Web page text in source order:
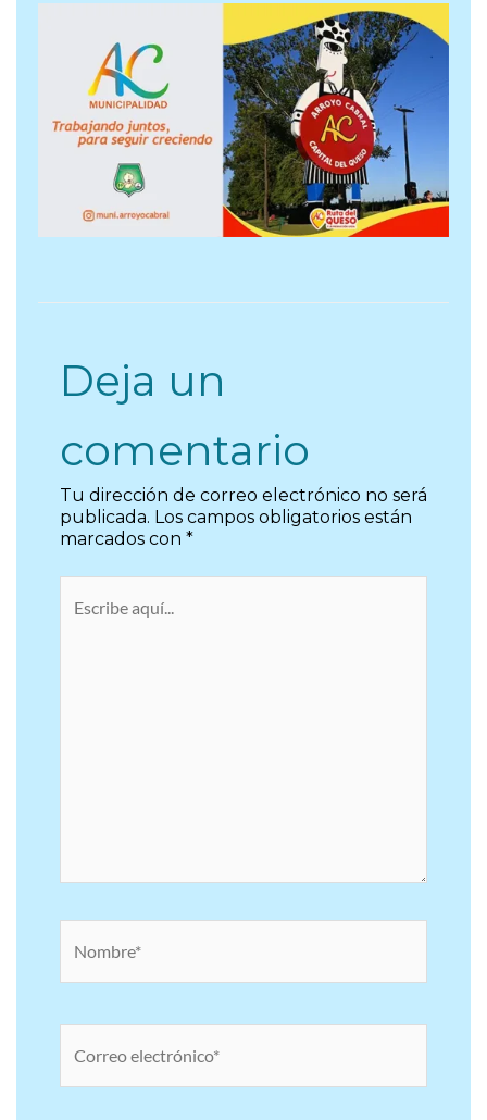
Deja un
comentario
Tu dirección de correo electrónico no será
publicada. Los campos obligatorios están
marcados con *
electrónico*